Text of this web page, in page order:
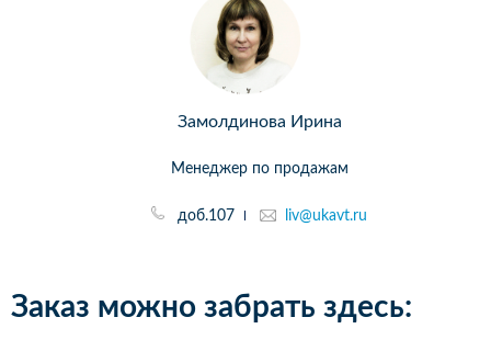
Замолдинова Ирина
Менеджер по продажам
доб.107 liv@ukavt.ru
Заказ можно забрать здесь: